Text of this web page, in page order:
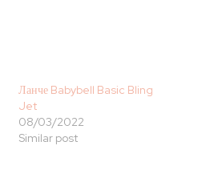
Ланче Babybell Basic Bling
Jet
08/03/2022
Similar post